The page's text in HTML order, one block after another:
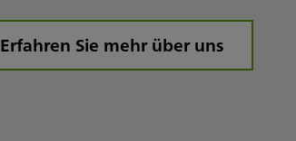
Erfahren Sie mehr über uns